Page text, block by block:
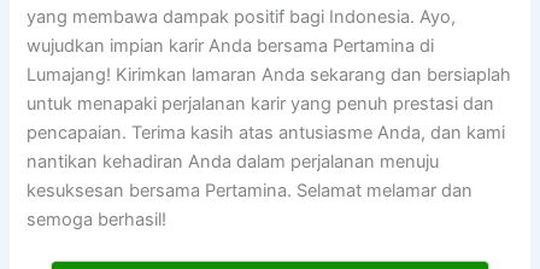
yang membawa dampak positif bagi Indonesia. Ayo,
wujudkan impian karir Anda bersama Pertamina di
Lumajang! Kirimkan lamaran Anda sekarang dan bersiaplah
untuk menapaki perjalanan karir yang penuh prestasi dan
pencapaian. Terima kasih atas antusiasme Anda, dan kami
nantikan kehadiran Anda dalam perjalanan menuju
kesuksesan bersama Pertamina. Selamat melamar dan
semoga berhasil!